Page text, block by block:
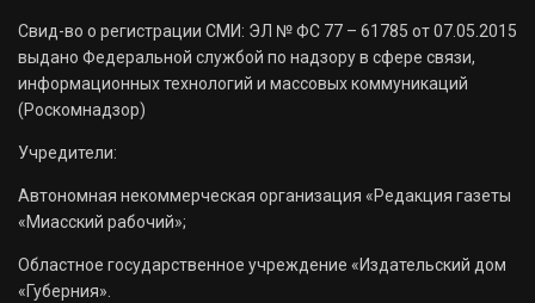
Свид-во о регистрации СМИ: ЭЛ № ФС 77 – 61785 от 07.05.2015
выдано Федеральной службой по надзору в сфере связи,
информационных технологий и массовых коммуникаций
(Роскомнадзор)
Учредители:
Автономная некоммерческая организация «Редакция газеты
«Миасский рабочий»;
Областное государственное учреждение «Издательский дом
«Губерния».